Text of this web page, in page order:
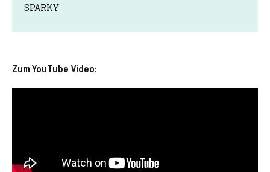
SPARKY
Zum YouTube Video: